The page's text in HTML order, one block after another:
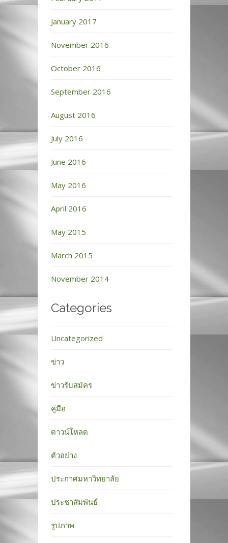
January 2017
November 2016
October 2016
September 2016
August 2016
July 2016
June 2016
May 2016
April 2016
May 2015
March 2015
November 2014
Categories
Uncategorized
ข่าว
ข่าวรับสมัคร
คู่มือ
ดาวน์โหลด
ตัวอย่าง
ประกาศมหาวิทยาลัย
ประชาสัมพันธ์
รูปภาพ